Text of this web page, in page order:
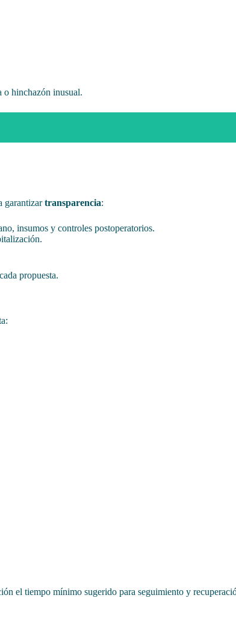
o hinchazón inusual.
garantizartransparencia:
insumos y controles postoperatorios.
propuesta.
el tiempo mínimo sugerido para seguimiento y